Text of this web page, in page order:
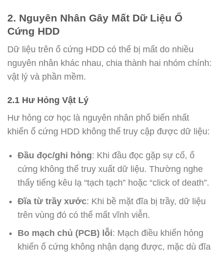
2. Nguyên Nhân Gây Mất Dữ Liệu Ổ
Cứng HDD
Dữ liệu trên ổ cứng HDD có thể bị mất do nhiều
nguyên nhân khác nhau, chia thành hai nhóm chính:
vật lý và phần mềm.
2.1 Hư Hỏng Vật Lý
Hư hỏng cơ học là nguyên nhân phổ biến nhất
khiến ổ cứng HDD không thể truy cập được dữ liệu:
Đầu đọc/ghi hỏng: Khi đầu đọc gặp sự cố, ổ
cứng không thể truy xuất dữ liệu. Thường nghe
thấy tiếng kêu lạ “tạch tạch” hoặc “click of death”.
Đĩa từ trầy xước: Khi bề mặt đĩa bị trầy, dữ liệu
trên vùng đó có thể mất vĩnh viễn.
Bo mạch chủ (PCB) lỗi: Mạch điều khiển hỏng
khiến ổ cứng không nhận dạng được, mặc dù đĩa